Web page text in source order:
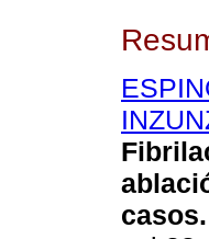
casos.